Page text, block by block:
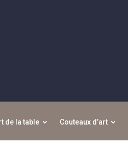
de la table Couteaux d’art